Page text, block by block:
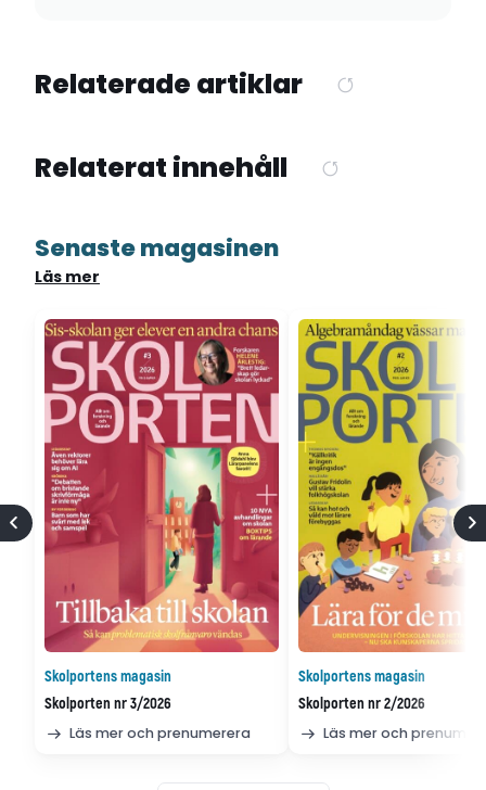
Relaterade artiklar
Relaterat innehåll
Senaste magasinen
Läs mer
Skolportens magasin
Skolporten nr 3/2026
Läs mer och prenumerera
Skolportens magasin
Skolporten nr 2/2026
Läs mer och